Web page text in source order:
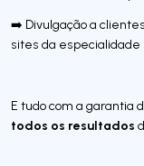
➡️ Divulgação a
sites da especialidade
E tudo com a garantia
todos os resultados